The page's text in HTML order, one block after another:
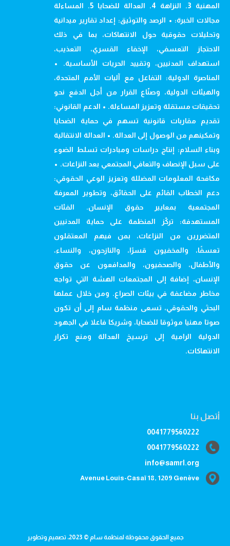
المهنية 3. النزاهة 4. العدالة للضحايا 5. المساءلة
مجالات الخبرة: • الرصد والتوثيق: إعداد تقارير ميدانية
وتحليلات حقوقية حول الانتهاكات، بما في ذلك
الاحتجاز التعسفي، الإخفاء القسري، التعذيب،
استهداف المدنيين، وتقييد الحريات الأساسية. •
المناصرة الدولية: التفاعل مع آليات الأمم المتحدة،
والهيئات الدولية، وصنّاع القرار من أجل الدفع نحو
تحقيقات مستقلة وتعزيز المساءلة. • الدعم القانوني:
تقديم مقاربات قانونية تسهم في حماية الضحايا
وتمكينهم من الوصول إلى العدالة. • العدالة الانتقالية
وبناء السلام: إنتاج دراسات ومبادرات تسلط الضوء
على سبل الإنصاف والتعافي المجتمعي بعد النزاعات. •
مكافحة المعلومات المضللة وتعزيز الوعي الحقوقي:
دعم الخطاب القائم على الحقائق، وتطوير المعرفة
المجتمعية بمعايير حقوق الإنسان. الفئات
المستهدفة: تركّز المنظمة على حماية المدنيين
المتضررين من النزاعات، بمن فيهم المعتقلون
تعسفًا، والمخفيون قسرًا، والنازحون، والنساء،
والأطفال، والصحفيون، والمدافعون عن حقوق
الإنسان، إضافة إلى المجتمعات الهشة التي تواجه
مخاطر مضاعفة في بيئات الصراع. ومن خلال عملها
البحثي والحقوقي، تسعى منظمة سام إلى أن تكون
صوتا مهنيا موثوقا للضحايا، وشريكا فاعلا في الجهود
الدولية الرامية إلى ترسيخ العدالة ومنع تكرار
الانتهاكات.
أتصل بنا
0041779560222
0041779560222
info@samrl.org
Avenue Louis-Casaï 18, 1209 Genève
جميع الحقوق محفوظة لمنظمة سام © 2023، تصميم وتطوير